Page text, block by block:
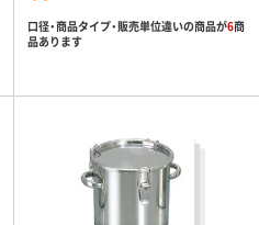
口径・商品タイプ・販売単位違いの商品が6商
品あります